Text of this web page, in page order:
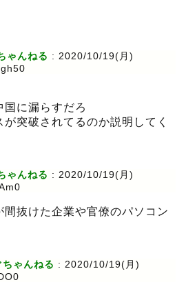
ゃんねる : 2020/10/19(月)
国に漏らすだろ
突破されてるのか説明してく
ゃんねる : 2020/10/19(月)
抜けた企業や官僚のパソコン
ゃんねる : 2020/10/19(月)